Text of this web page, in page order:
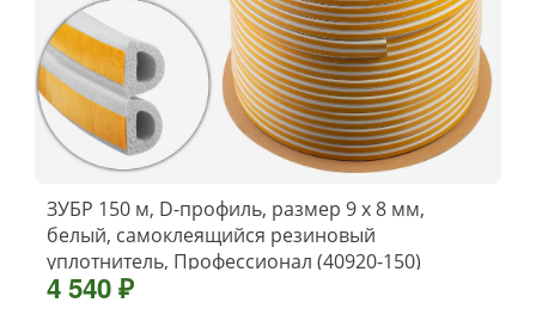
ЗУБР 150 м, D-профиль, размер 9 х 8 мм,
белый, самоклеящийся резиновый
уплотнитель, Профессионал (40920-150)
4 540 ₽